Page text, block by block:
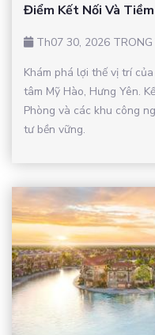
Điểm Kết Nối Và
Th07 30, 2026 TRONG
Khám phá lợi thế vị trí
tâm Mỹ Hào, Hưng Yên.
Phòng và các khu công
tư bền vững.